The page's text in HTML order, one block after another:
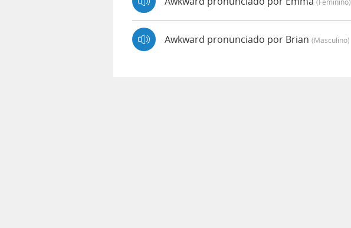
Awkward pronunciado por Brian (masculino)